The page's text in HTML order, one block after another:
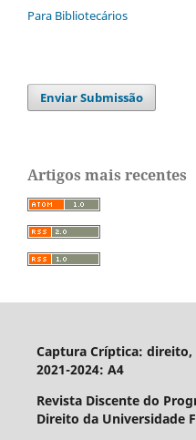
Para Bibliotecários
Enviar Submissão
Artigos mais recentes
Captura Críptica:
2021-2024: A4
Revista Discente do
Direito da Universidade